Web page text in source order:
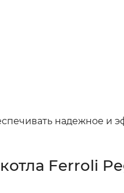
надежное и
Ferroli